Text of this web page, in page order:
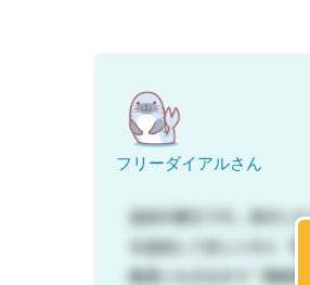
フリーダイアルさん